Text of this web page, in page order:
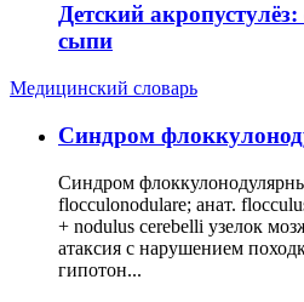
Детский
сыпи
Медицинский словарь
Cиндром
Синдром
flocculonodulare; анат.
+ nodulus cerebelli узелок
атаксия с нарушением
гипотон...